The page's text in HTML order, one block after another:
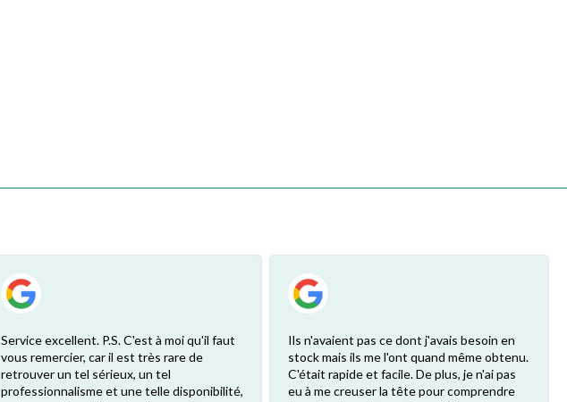
Service excellent. P.S. C'est à moi qu'il faut
vous remercier, car il est très rare de
retrouver un tel sérieux, un tel
professionnalisme et une telle disponibilité,
Ils n'avaient pas ce dont j'avais besoin en
stock mais ils me l'ont quand même obtenu.
C'était rapide et facile. De plus, je n'ai pas
eu à me creuser la tête pour comprendre